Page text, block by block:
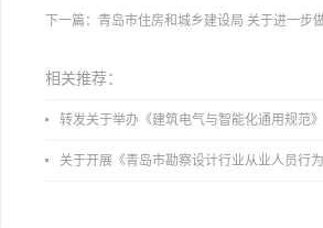
下一篇： 青岛市住房和城乡建设局 关于进一步
相关推荐：
转发关于举办《建筑电气与智能化通用规范》 GB55024-2022公益宣贯的通知
关于开展《青岛市勘察设计行业从业人员行为导则》、《青岛市住宅工程设计审查品质提升指引（2026版）》宣贯活动的通知